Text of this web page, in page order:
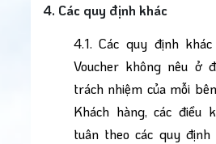
4. Các quy định khác
4.1. Các quy định
Voucher không nêu ở
trách nhiệm của mỗi
Khách hàng, các điều
tuân theo các quy định